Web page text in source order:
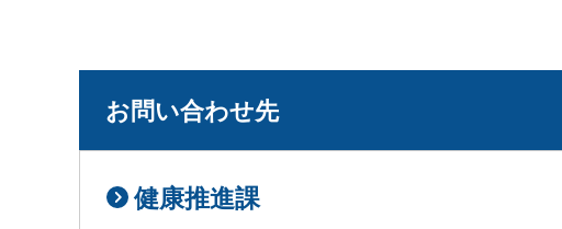
お問い合わせ先
健康推進課